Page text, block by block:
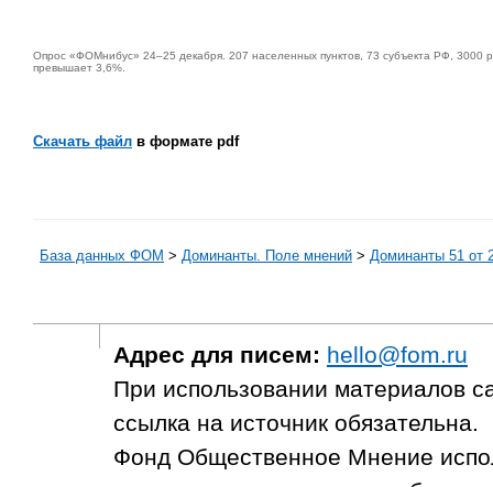
Опрос «ФОМнибус» 24–25 декабря. 207 населенных пунктов, 73 субъекта РФ, 3000
превышает 3,6%.
Скачать файл в формате pdf
База данных ФОМ > Доминанты. Поле мнений > Доминанты 51 от
Адрес для писем: hello@fom.ru
При использовании материалов
ссылка на источник обязательна.
Фонд Общественное Мнение